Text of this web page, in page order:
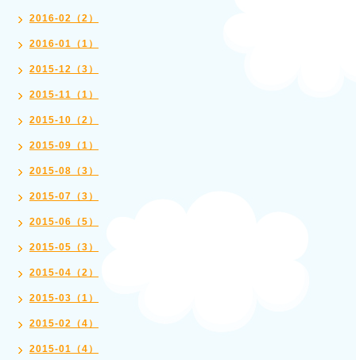
2016-02（2）
2016-01（1）
2015-12（3）
2015-11（1）
2015-10（2）
2015-09（1）
2015-08（3）
2015-07（3）
2015-06（5）
2015-05（3）
2015-04（2）
2015-03（1）
2015-02（4）
2015-01（4）